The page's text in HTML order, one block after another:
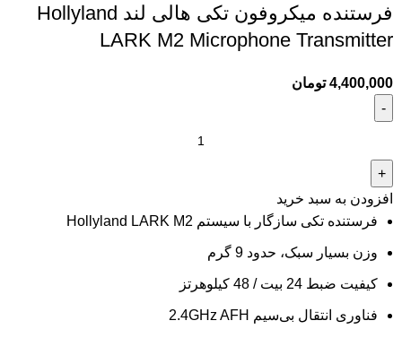
فرستنده میکروفون تکی هالی لند Hollyland
LARK M2 Microphone Transmitter
4,400,000 تومان
افزودن به سبد خرید
فرستنده تکی سازگار با سیستم Hollyland LARK M2
وزن بسیار سبک، حدود 9 گرم
کیفیت ضبط 24 بیت / 48 کیلوهرتز
فناوری انتقال بی‌سیم 2.4GHz AFH